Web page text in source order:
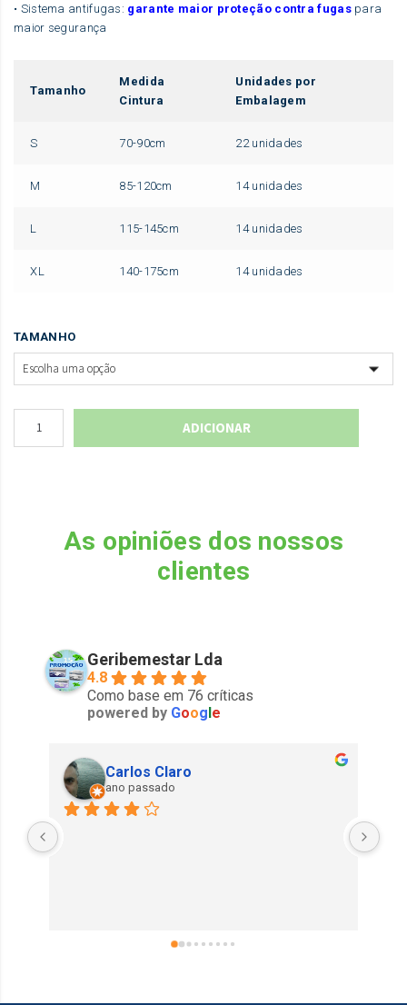
• Sistema antifugas: garante maior proteção contra fugaspara
maior segurança
Tamanho
Medida
Cintura
Unidades por
Embalagem
S 70-90cm 22 unidades
M 85-120cm 14 unidades
L 115-145cm 14 unidades
XL 140-175cm 14 unidades
TAMANHO
ADICIONAR
As opiniões dos nossos
clientes
Geribemestar Lda
4.8
Como base em 76 críticas
powered by Google
Carlos Claro
ano passado